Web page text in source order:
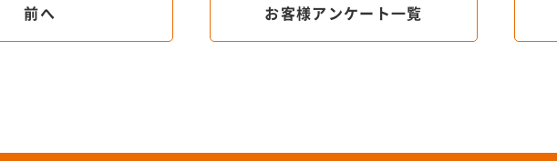
前へ お客様アンケート一覧